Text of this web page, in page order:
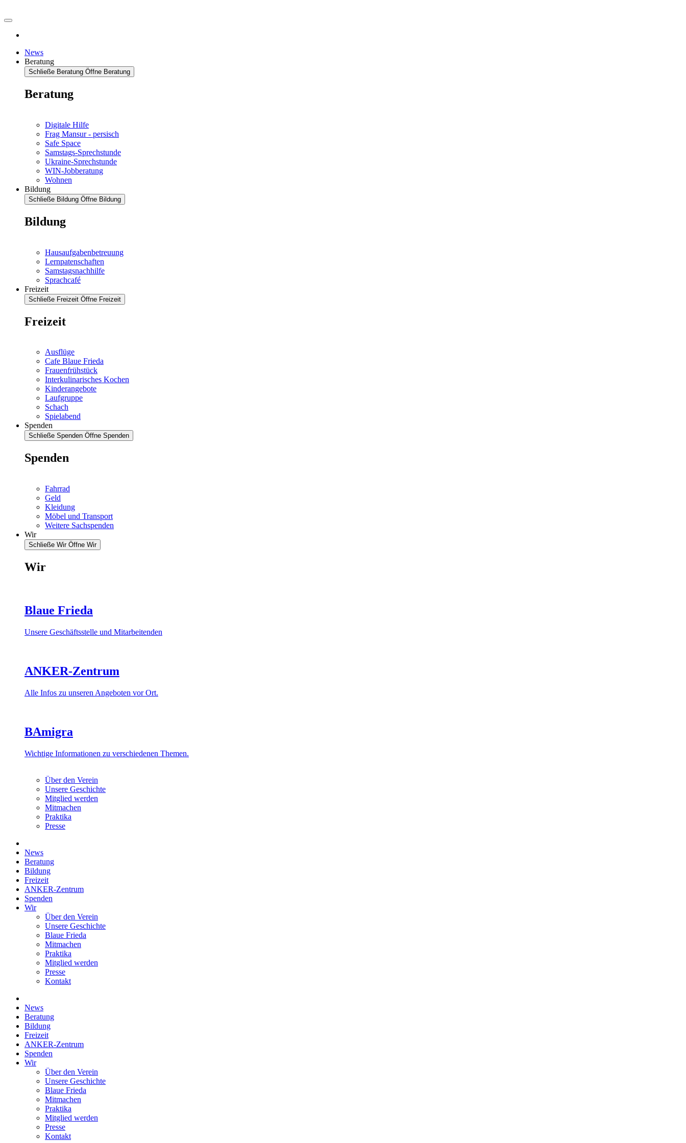
News
Beratung
Schließe Beratung Öffne Beratung
Beratung
Digitale Hilfe
Frag Mansur - persisch
Safe Space
Samstags-Sprechstunde
Ukraine-Sprechstunde
WIN-Jobberatung
Wohnen
Bildung
Schließe Bildung Öffne Bildung
Bildung
Hausaufgabenbetreuung
Lernpatenschaften
Samstagsnachhilfe
Sprachcafé
Freizeit
Schließe Freizeit Öffne Freizeit
Freizeit
Ausflüge
Cafe Blaue Frieda
Frauenfrühstück
Interkulinarisches Kochen
Kinderangebote
Laufgruppe
Schach
Spielabend
Spenden
Schließe Spenden Öffne Spenden
Spenden
Fahrrad
Geld
Kleidung
Möbel und Transport
Weitere Sachspenden
Wir
Schließe Wir Öffne Wir
Wir
Blaue Frieda
Unsere Geschäftsstelle und Mitarbeitenden
ANKER-Zentrum
Alle Infos zu unseren Angeboten vor Ort.
BAmigra
Wichtige Informationen zu verschiedenen Themen.
Über den Verein
Unsere Geschichte
Mitglied werden
Mitmachen
Praktika
Presse
News
Beratung
Bildung
Freizeit
ANKER-Zentrum
Spenden
Wir
Über den Verein
Unsere Geschichte
Blaue Frieda
Mitmachen
Praktika
Mitglied werden
Presse
Kontakt
News
Beratung
Bildung
Freizeit
ANKER-Zentrum
Spenden
Wir
Über den Verein
Unsere Geschichte
Blaue Frieda
Mitmachen
Praktika
Mitglied werden
Presse
Kontakt